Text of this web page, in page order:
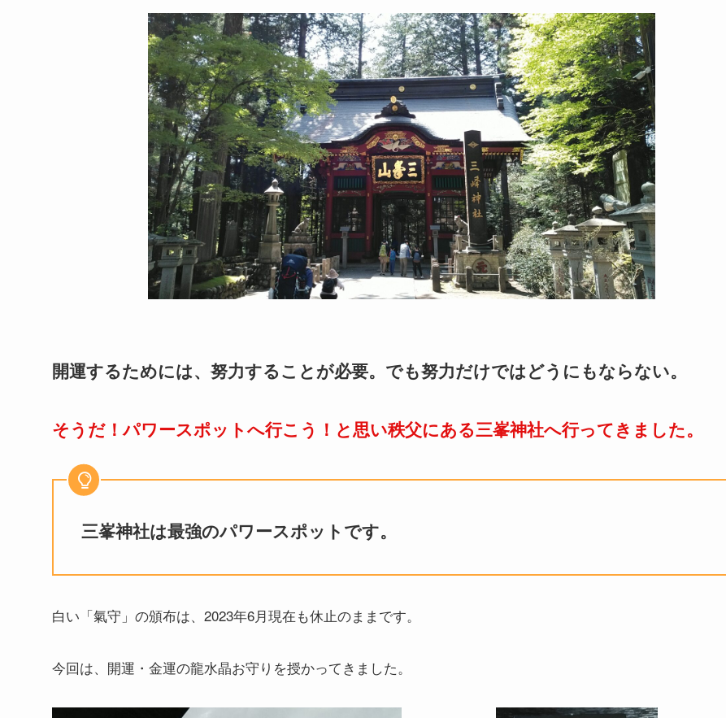
開運するためには、努力することが必要。でも努力だけではどうにもならない。
そうだ！パワースポットへ行こう！と思い秩父にある三峯神社へ行ってきました。
三峯神社は最強のパワースポットです。
白い「氣守」の頒布は、2023年6月現在も休止のままです。
今回は、開運・金運の龍水晶お守りを授かってきました。